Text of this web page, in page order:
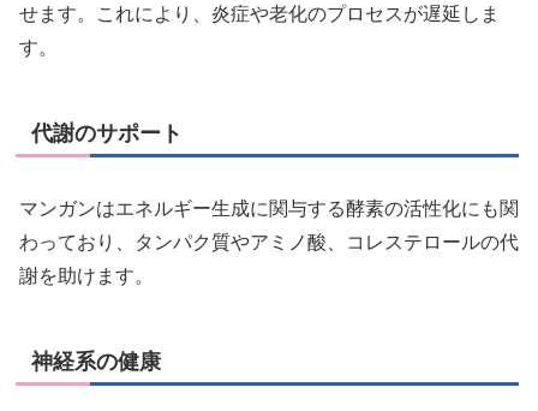
せます。これにより、炎症や老化のプロセスが遅延しま
す。
代謝のサポート
マンガンはエネルギー生成に関与する酵素の活性化にも関
わっており、タンパク質やアミノ酸、コレステロールの代
謝を助けます。
神経系の健康